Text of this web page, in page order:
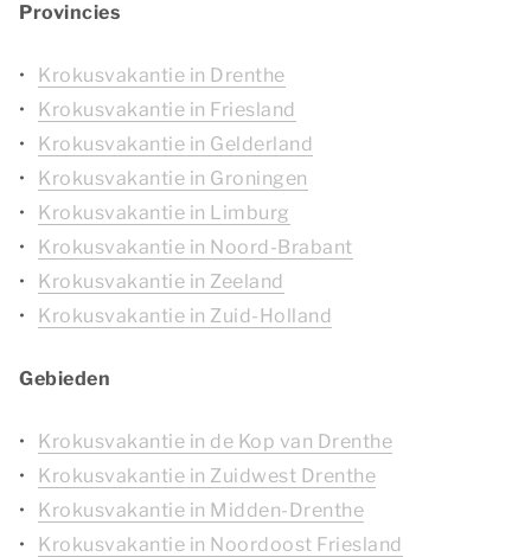
Provincies
Krokusvakantie in Drenthe
Krokusvakantie in Friesland
Krokusvakantie in Gelderland
Krokusvakantie in Groningen
Krokusvakantie in Limburg
Krokusvakantie in Noord-Brabant
Krokusvakantie in Zeeland
Krokusvakantie in Zuid-Holland
Gebieden
Krokusvakantie in de Kop van Drenthe
Krokusvakantie in Zuidwest Drenthe
Krokusvakantie in Midden-Drenthe
Krokusvakantie in Noordoost Friesland